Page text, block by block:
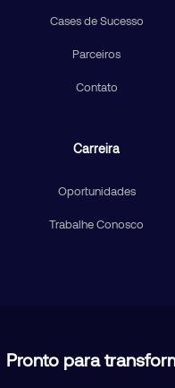
Cases de Sucesso
Parceiros
Contato
Carreira
Oportunidades
Trabalhe Conosco
Pronto para